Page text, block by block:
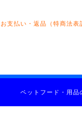
支払い・返品（特商法表
ペットフード・用品